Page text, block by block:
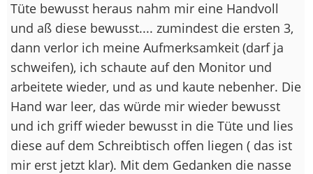
Tüte bewusst heraus nahm mir eine Handvoll
und aß diese bewusst.... zumindest die ersten 3,
dann verlor ich meine Aufmerksamkeit (darf ja
schweifen), ich schaute auf den Monitor und
arbeitete wieder, und as und kaute nebenher. Die
Hand war leer, das würde mir wieder bewusst
und ich griff wieder bewusst in die Tüte und lies
diese auf dem Schreibtisch offen liegen ( das ist
mir erst jetzt klar). Mit dem Gedanken die nasse